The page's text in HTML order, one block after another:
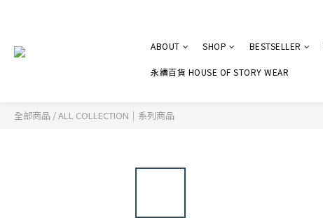
ABOUT SHOP BESTSELLER
永續百貨 HOUSE OF STORY WEAR
全部商品 /ALL COLLECTION｜系列商品